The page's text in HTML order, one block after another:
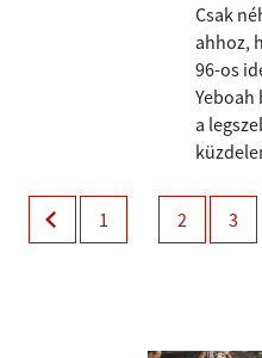
Csak
ahhoz,
96-os
Yeboah
a
1 2 3